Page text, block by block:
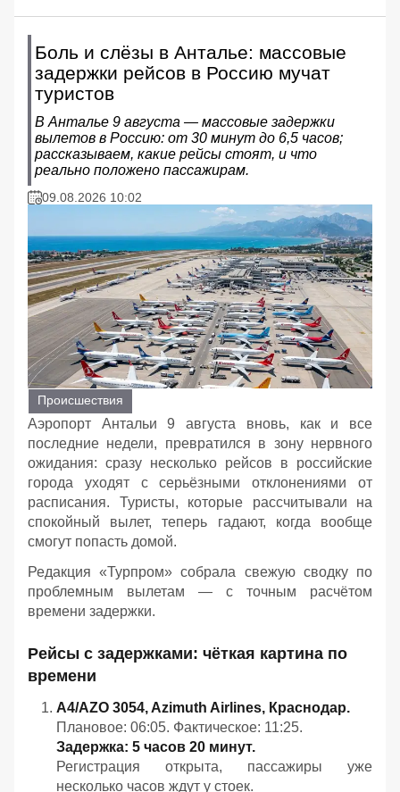
Боль и слёзы в Анталье: массовые
задержки рейсов в Россию мучат
туристов
В Анталье 9 августа — массовые задержки
вылетов в Россию: от 30 минут до 6,5 часов;
рассказываем, какие рейсы стоят, и что
реально положено пассажирам.
09.08.2026 10:02
Происшествия
Аэропорт Антальи 9 августа вновь, как и все
последние недели, превратился в зону нервного
ожидания: сразу несколько рейсов в российские
города уходят с серьёзными отклонениями от
расписания. Туристы, которые рассчитывали на
спокойный вылет, теперь гадают, когда вообще
смогут попасть домой.
Редакция «Турпром» собрала свежую сводку по
проблемным вылетам — с точным расчётом
времени задержки.
Рейсы с задержками: чёткая картина по
времени
A4/AZO 3054, Azimuth Airlines, Краснодар.
Плановое: 06:05. Фактическое: 11:25.
Задержка: 5 часов 20 минут.
Регистрация открыта, пассажиры уже
несколько часов ждут у стоек.